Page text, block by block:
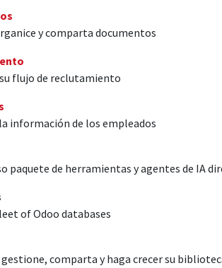
y comparta documentos
flujo de reclutamiento
información de los empleados
paquete de herramientas y agentes de IA
of Odoo databases
comparta y haga crecer su